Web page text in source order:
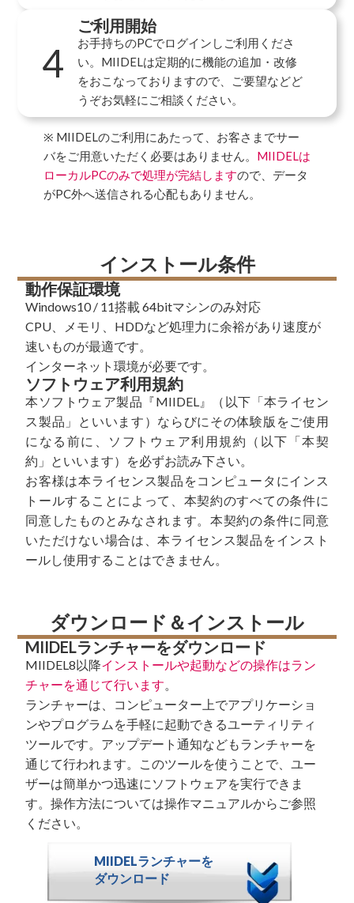
4
ご利用開始
お手持ちのPCでログインしご利用くださ
い。MIIDELは定期的に機能の追加・改修
をおこなっておりますので、ご要望などど
うぞお気軽にご相談ください。
※ MIIDELのご利用にあたって、お客さまでサー
バをご用意いただく必要はありません。 MIIDELは
ローカルPCのみで処理が完結しますので、データ
がPC外へ送信される心配もありません。
インストール条件
動作保証環境
Windows10 / 11搭載 64bitマシンのみ対応
CPU、メモリ、HDDなど処理力に余裕があり速度が
速いものが最適です。
インターネット環境が必要です。
ソフトウェア利用規約
本ソフトウェア製品『MIIDEL』（以下「本ライセン
ス製品」といいます）ならびにその体験版をご使用
になる前に、 ソフトウェア利用規約
（以下「本契
約」といいます）を必ずお読み下さい。
お客様は本ライセンス製品をコンピュータにインス
トールすることによって、本契約のすべての条件に
同意したものとみなされます。本契約の条件に同意
いただけない場合は、本ライセンス製品をインスト
ールし使用することはできません。
ダウンロード＆インストール
MIIDELランチャーをダウンロード
MIIDEL8以降インストールや起動などの操作はラン
チャーを通じて行います。
ランチャーは、コンピューター上でアプリケーショ
ンやプログラムを手軽に起動できるユーティリティ
ツールです。アップデート通知などもランチャーを
通じて行われます。このツールを使うことで、ユー
ザーは簡単かつ迅速にソフトウェアを実行できま
す。操作方法については操作マニュアルからご参照
ください。
MIIDELランチャーを
ダウンロード